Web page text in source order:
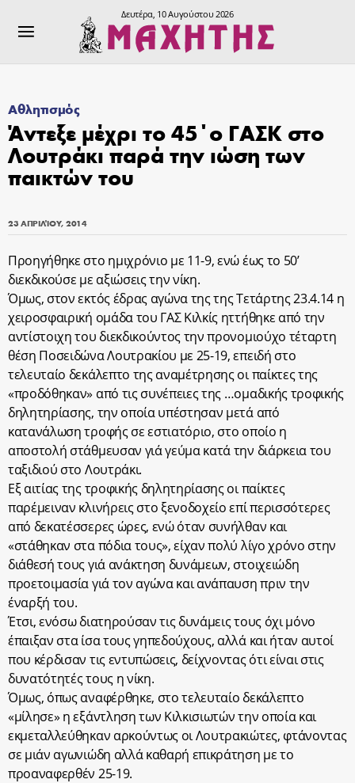
Δευτέρα, 10 Αυγούστου 2026
Αθλητισμός
Άντεξε μέχρι το 45΄ο ΓΑΣΚ στο
Λουτράκι παρά την ιώση των
παικτών του
23 ΑΠΡΙΛΊΟΥ, 2014
Προηγήθηκε στο ημιχρόνιο με 11-9, ενώ έως το 50’
διεκδικούσε με αξιώσεις την νίκη.
Όμως, στον εκτός έδρας αγώνα της της Τετάρτης 23.4.14 η
χειροσφαιρική ομάδα του ΓΑΣ Κιλκίς ηττήθηκε από την
αντίστοιχη του διεκδικούντος την προνομιούχο τέταρτη
θέση Ποσειδώνα Λουτρακίου με 25-19, επειδή στο
τελευταίο δεκάλεπτο της αναμέτρησης οι παίκτες της
«προδόθηκαν» από τις συνέπειες της …ομαδικής τροφικής
δηλητηρίασης, την οποία υπέστησαν μετά από
κατανάλωση τροφής σε εστιατόριο, στο οποίο η
αποστολή στάθμευσαν γιά γεύμα κατά την διάρκεια του
ταξιδιού στο Λουτράκι.
Εξ αιτίας της τροφικής δηλητηρίασης οι παίκτες
παρέμειναν κλινήρεις στο ξενοδοχείο επί περισσότερες
από δεκατέσσερες ώρες, ενώ όταν συνήλθαν και
«στάθηκαν στα πόδια τους», είχαν πολύ λίγο χρόνο στην
διάθεσή τους γιά ανάκτηση δυνάμεων, στοιχειώδη
προετοιμασία γιά τον αγώνα και ανάπαυση πριν την
έναρξή του.
Έτσι, ενόσω διατηρούσαν τις δυνάμεις τους όχι μόνο
έπαιξαν στα ίσα τους γηπεδούχους, αλλά και ήταν αυτοί
που κέρδισαν τις εντυπώσεις, δείχνοντας ότι είναι στις
δυνατότητές τους η νίκη.
Όμως, όπως αναφέρθηκε, στο τελευταίο δεκάλεπτο
«μίλησε» η εξάντληση των Κιλκισιωτών την οποία και
εκμεταλλεύθηκαν αρκούντως οι Λουτρακιώτες, φτάνοντας
σε μιάν αγωνιώδη αλλά καθαρή επικράτηση με το
προαναφερθέν 25-19.